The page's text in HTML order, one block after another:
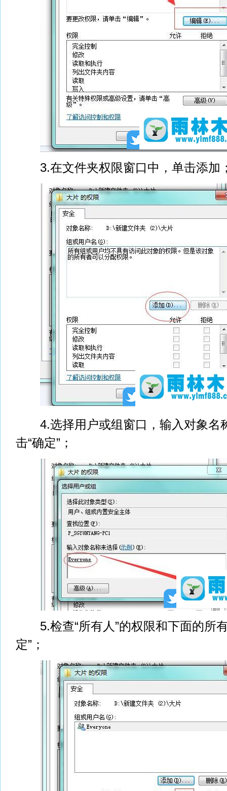
3.在文件夹权限窗口中，单击添加
4.选择用户或组窗口，输入对象名
击“确定”；
5.检查“所有人”的权限和下面的所
定”；